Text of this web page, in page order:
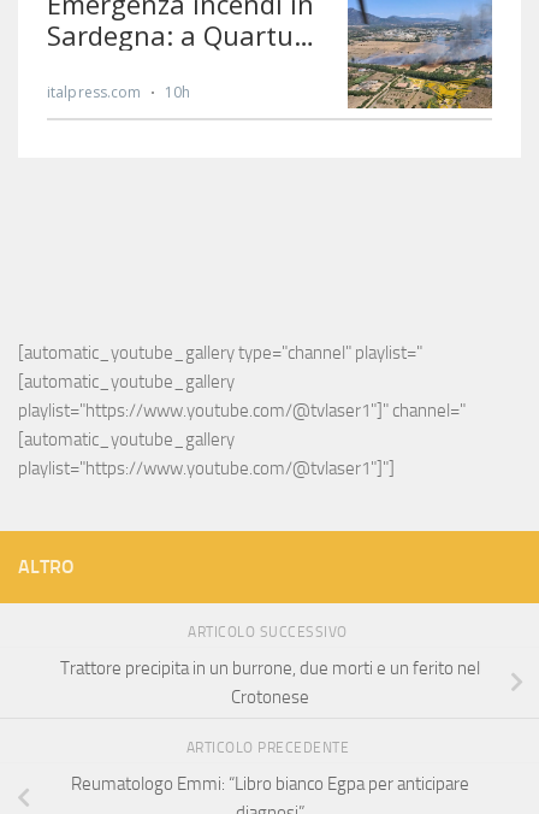
[automatic_youtube_gallery type="channel" playlist="
[automatic_youtube_gallery
playlist="https://www.youtube.com/@tvlaser1"]" channel="
[automatic_youtube_gallery
playlist="https://www.youtube.com/@tvlaser1"]"]
ALTRO
ARTICOLO SUCCESSIVO
Trattore precipita in un burrone, due morti e un ferito nel
Crotonese
ARTICOLO PRECEDENTE
Reumatologo Emmi: “Libro bianco Egpa per anticipare